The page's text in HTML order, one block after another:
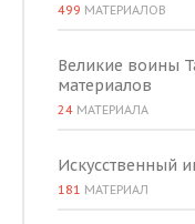
499 МАТЕРИАЛОВ
Великие воины
материалов
24 МАТЕРИАЛА
Искусственный
181 МАТЕРИАЛ